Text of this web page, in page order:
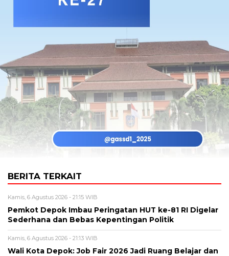
BERITA TERKAIT
Kamis, 6 Agustus 2026 - 21:15 WIB
Pemkot Depok Imbau Peringatan HUT ke-81 RI Digelar
Sederhana dan Bebas Kepentingan Politik
Kamis, 6 Agustus 2026 - 21:13 WIB
Wali Kota Depok: Job Fair 2026 Jadi Ruang Belajar dan